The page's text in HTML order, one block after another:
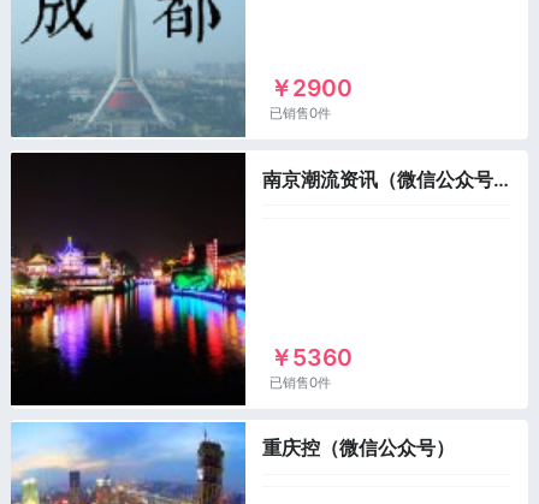
￥2900
已销售0件
南京潮流资讯（微信公众号）
￥5360
已销售0件
重庆控（微信公众号）